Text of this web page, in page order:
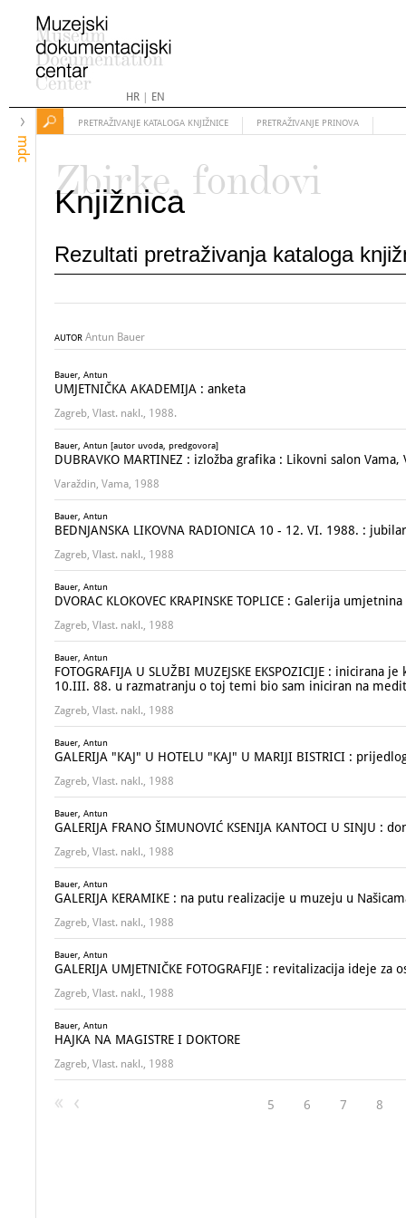
HR| EN
mdc
PRETRAŽIVANJE KATALOGA KNJIŽNICE PRETRAŽIVANJE PRINOVA
Zbirke, fondovi
Knjižnica
Rezultati pretraživanja kataloga
AUTOR Antun Bauer
Bauer, Antun
UMJETNIČKA AKADEMIJA : anketa
Zagreb, Vlast. nakl., 1988.
Bauer, Antun [autor uvoda, predgovora]
DUBRAVKO MARTINEZ : izložba grafika : Likovni salon
Varaždin, Vama, 1988
Bauer, Antun
BEDNJANSKA LIKOVNA RADIONICA 10 - 12. VI. 1988. :
Zagreb, Vlast. nakl., 1988
Bauer, Antun
DVORAC KLOKOVEC KRAPINSKE TOPLICE : Galerija
Zagreb, Vlast. nakl., 1988
Bauer, Antun
FOTOGRAFIJA U SLUŽBI MUZEJSKE EKSPOZICIJE :
10.III. 88. u razmatranju o toj temi bio sam iniciran na
Zagreb, Vlast. nakl., 1988
Bauer, Antun
GALERIJA "KAJ" U HOTELU "KAJ" U MARIJI BISTRICI :
Zagreb, Vlast. nakl., 1988
Bauer, Antun
GALERIJA FRANO ŠIMUNOVIĆ KSENIJA KANTOCI U SINJU :
Zagreb, Vlast. nakl., 1988
Bauer, Antun
GALERIJA KERAMIKE : na putu realizacije u muzeju u
Zagreb, Vlast. nakl., 1988
Bauer, Antun
GALERIJA UMJETNIČKE FOTOGRAFIJE : revitalizacija ideje
Zagreb, Vlast. nakl., 1988
Bauer, Antun
HAJKA NA MAGISTRE I DOKTORE
Zagreb, Vlast. nakl., 1988
5 6 7 8